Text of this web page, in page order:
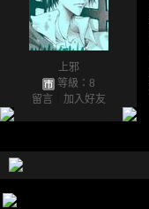
上邪
等級：8
留言
加入好友